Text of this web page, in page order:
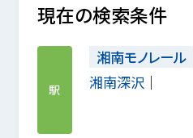
現在の検索条件
駅
湘南モノレール
湘南深沢